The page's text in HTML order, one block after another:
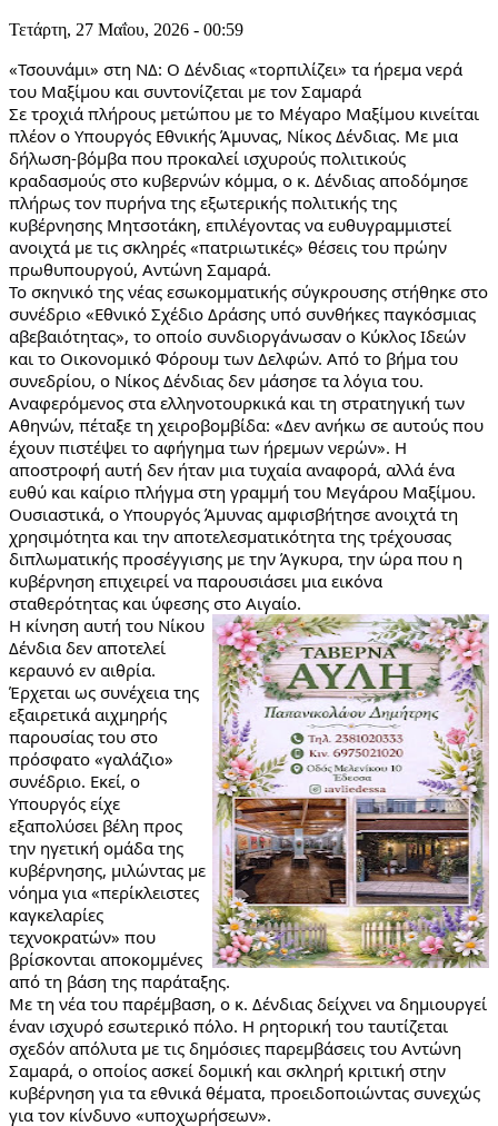
Τετάρτη, 27 Μαΐου, 2026 - 00:59
«Τσουνάμι» στη ΝΔ: Ο Δένδιας «τορπιλίζει» τα ήρεμα νερά
του Μαξίμου και συντονίζεται με τον Σαμαρά
Σε τροχιά πλήρους μετώπου με το Μέγαρο Μαξίμου κινείται
πλέον ο Υπουργός Εθνικής Άμυνας, Νίκος Δένδιας. Με μια
δήλωση-βόμβα που προκαλεί ισχυρούς πολιτικούς
κραδασμούς στο κυβερνών κόμμα, ο κ. Δένδιας αποδόμησε
πλήρως τον πυρήνα της εξωτερικής πολιτικής της
κυβέρνησης Μητσοτάκη, επιλέγοντας να ευθυγραμμιστεί
ανοιχτά με τις σκληρές «πατριωτικές» θέσεις του πρώην
πρωθυπουργού, Αντώνη Σαμαρά.
Το σκηνικό της νέας εσωκομματικής σύγκρουσης στήθηκε στο
συνέδριο «Εθνικό Σχέδιο Δράσης υπό συνθήκες παγκόσμιας
αβεβαιότητας», το οποίο συνδιοργάνωσαν ο Κύκλος Ιδεών
και το Οικονομικό Φόρουμ των Δελφών. Από το βήμα του
συνεδρίου, ο Νίκος Δένδιας δεν μάσησε τα λόγια του.
Αναφερόμενος στα ελληνοτουρκικά και τη στρατηγική των
Αθηνών, πέταξε τη χειροβομβίδα: «Δεν ανήκω σε αυτούς που
έχουν πιστέψει το αφήγημα των ήρεμων νερών». Η
αποστροφή αυτή δεν ήταν μια τυχαία αναφορά, αλλά ένα
ευθύ και καίριο πλήγμα στη γραμμή του Μεγάρου Μαξίμου.
Ουσιαστικά, ο Υπουργός Άμυνας αμφισβήτησε ανοιχτά τη
χρησιμότητα και την αποτελεσματικότητα της τρέχουσας
διπλωματικής προσέγγισης με την Άγκυρα, την ώρα που η
κυβέρνηση επιχειρεί να παρουσιάσει μια εικόνα
σταθερότητας και ύφεσης στο Αιγαίο.
Η κίνηση αυτή του Νίκου
Δένδια δεν αποτελεί
κεραυνό εν αιθρία.
Έρχεται ως συνέχεια της
εξαιρετικά αιχμηρής
παρουσίας του στο
πρόσφατο «γαλάζιο»
συνέδριο. Εκεί, ο
Υπουργός είχε
εξαπολύσει βέλη προς
την ηγετική ομάδα της
κυβέρνησης, μιλώντας με
νόημα για «περίκλειστες
καγκελαρίες
τεχνοκρατών» που
βρίσκονται αποκομμένες
από τη βάση της παράταξης.
Με τη νέα του παρέμβαση, ο κ. Δένδιας δείχνει να δημιουργεί
έναν ισχυρό εσωτερικό πόλο. Η ρητορική του ταυτίζεται
σχεδόν απόλυτα με τις δημόσιες παρεμβάσεις του Αντώνη
Σαμαρά, ο οποίος ασκεί δομική και σκληρή κριτική στην
κυβέρνηση για τα εθνικά θέματα, προειδοποιώντας συνεχώς
για τον κίνδυνο «υποχωρήσεων».